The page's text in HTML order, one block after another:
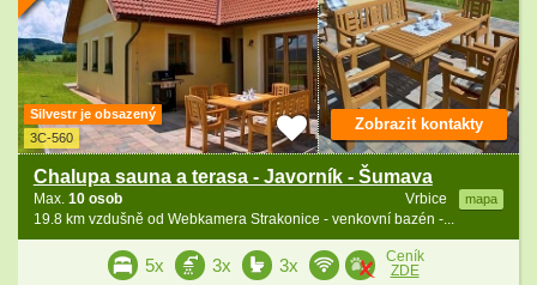
Silvestr je obsazený
3C-560
Chalupa sauna a terasa - Javorník - Šumava
Vrbice mapa
Max. 10 osob
19.8 km vzdušně od Webkamera Strakonice - venkovní bazén -...
Zobrazit kontakty
5x 3x 3x
Ceník
ZDE